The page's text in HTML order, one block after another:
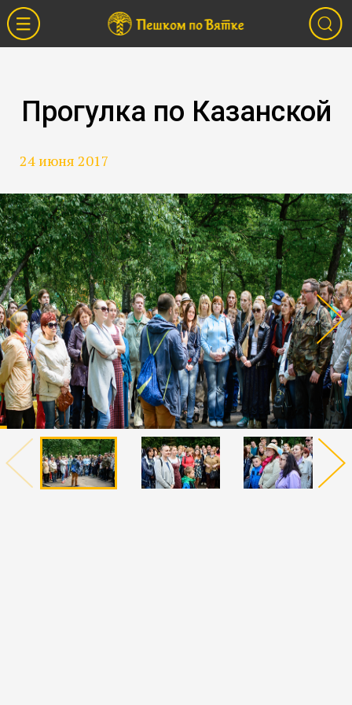
Прогулка по Казанской
24 июня 2017